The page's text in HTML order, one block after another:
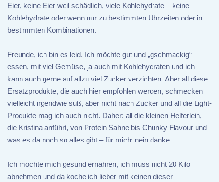
Eier, keine Eier weil schädlich, viele Kohlehydrate – keine
Kohlehydrate oder wenn nur zu bestimmten Uhrzeiten oder in
bestimmten Kombinationen.
Freunde, ich bin es leid. Ich möchte gut und „gschmackig“
essen, mit viel Gemüse, ja auch mit Kohlehydraten und ich
kann auch gerne auf allzu viel Zucker verzichten. Aber all diese
Ersatzprodukte, die auch hier empfohlen werden, schmecken
vielleicht irgendwie süß, aber nicht nach Zucker und all die Light-
Produkte mag ich auch nicht. Daher: all die kleinen Helferlein,
die Kristina anführt, von Protein Sahne bis Chunky Flavour und
was es da noch so alles gibt – für mich: nein danke.
Ich möchte mich gesund ernähren, ich muss nicht 20 Kilo
abnehmen und da koche ich lieber mit keinen dieser